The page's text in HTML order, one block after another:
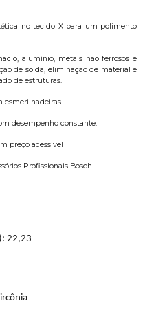
no tecido X para um polimento
alumínio, metais não ferrosos e
de solda, eliminação de material e
de estruturas.
esmerilhadeiras.
desempenho constante.
preço acessível
Profissionais Bosch.
22,23